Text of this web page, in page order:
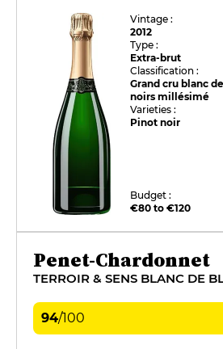
Vintage :
2012
Type :
Extra-brut
Classification :
Grand cru blanc de
noirs millésimé
Varieties :
Pinot noir
Budget :
€80 to €120
Penet-Chardonnet
TERROIR & SENS BLANC DE
94/100